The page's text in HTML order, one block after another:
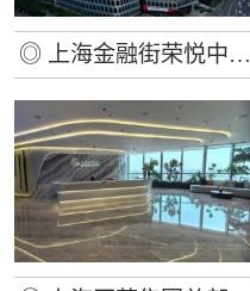
◎ 上海金融街荣悦中心
A幢兴业银行上海分行